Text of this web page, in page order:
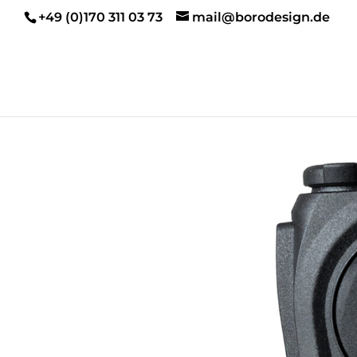
+49 (0)170 311 03 73 mail@borodesign.de